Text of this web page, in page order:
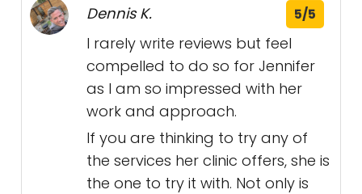
Dennis K. 5/5
I rarely write reviews but feel
compelled to do so for Jennifer
as I am so impressed with her
work and approach.
If you are thinking to try any of
the services her clinic offers, she is
the one to try it with. Not only is